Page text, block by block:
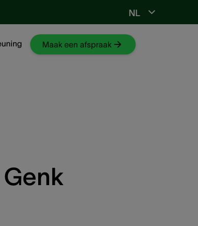
NL
Maak een afspraak
Ga naar NKO-web